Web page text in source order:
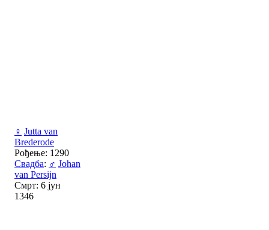
♀ Jutta van
Brederode
Рођење: 1290
Свадба: ♂ Johan
van Persijn
Смрт: 6 јун
1346